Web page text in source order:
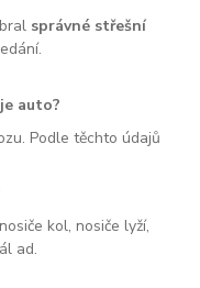
správné střešní
auto?
Podle těchto údajů
kol, nosiče lyží,
ad.